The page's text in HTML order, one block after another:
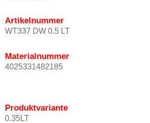
Artikelnummer
WT337 DW 0.5 LT
Materialnummer
4025331482185
Produktvariante
0.35LT